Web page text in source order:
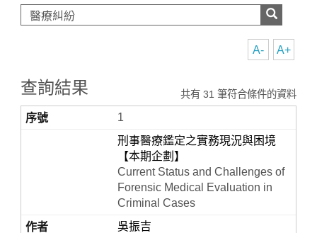
A+
A-
查詢結果 共有 31 筆符合條件的資料
1
刑事醫療鑑定之實務現況與困境
【本期企劃】
Current Status and Challenges of
Forensic Medical Evaluation in
Criminal Cases
吳振吉